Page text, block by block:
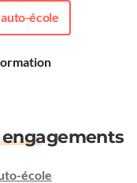
auto-école
école